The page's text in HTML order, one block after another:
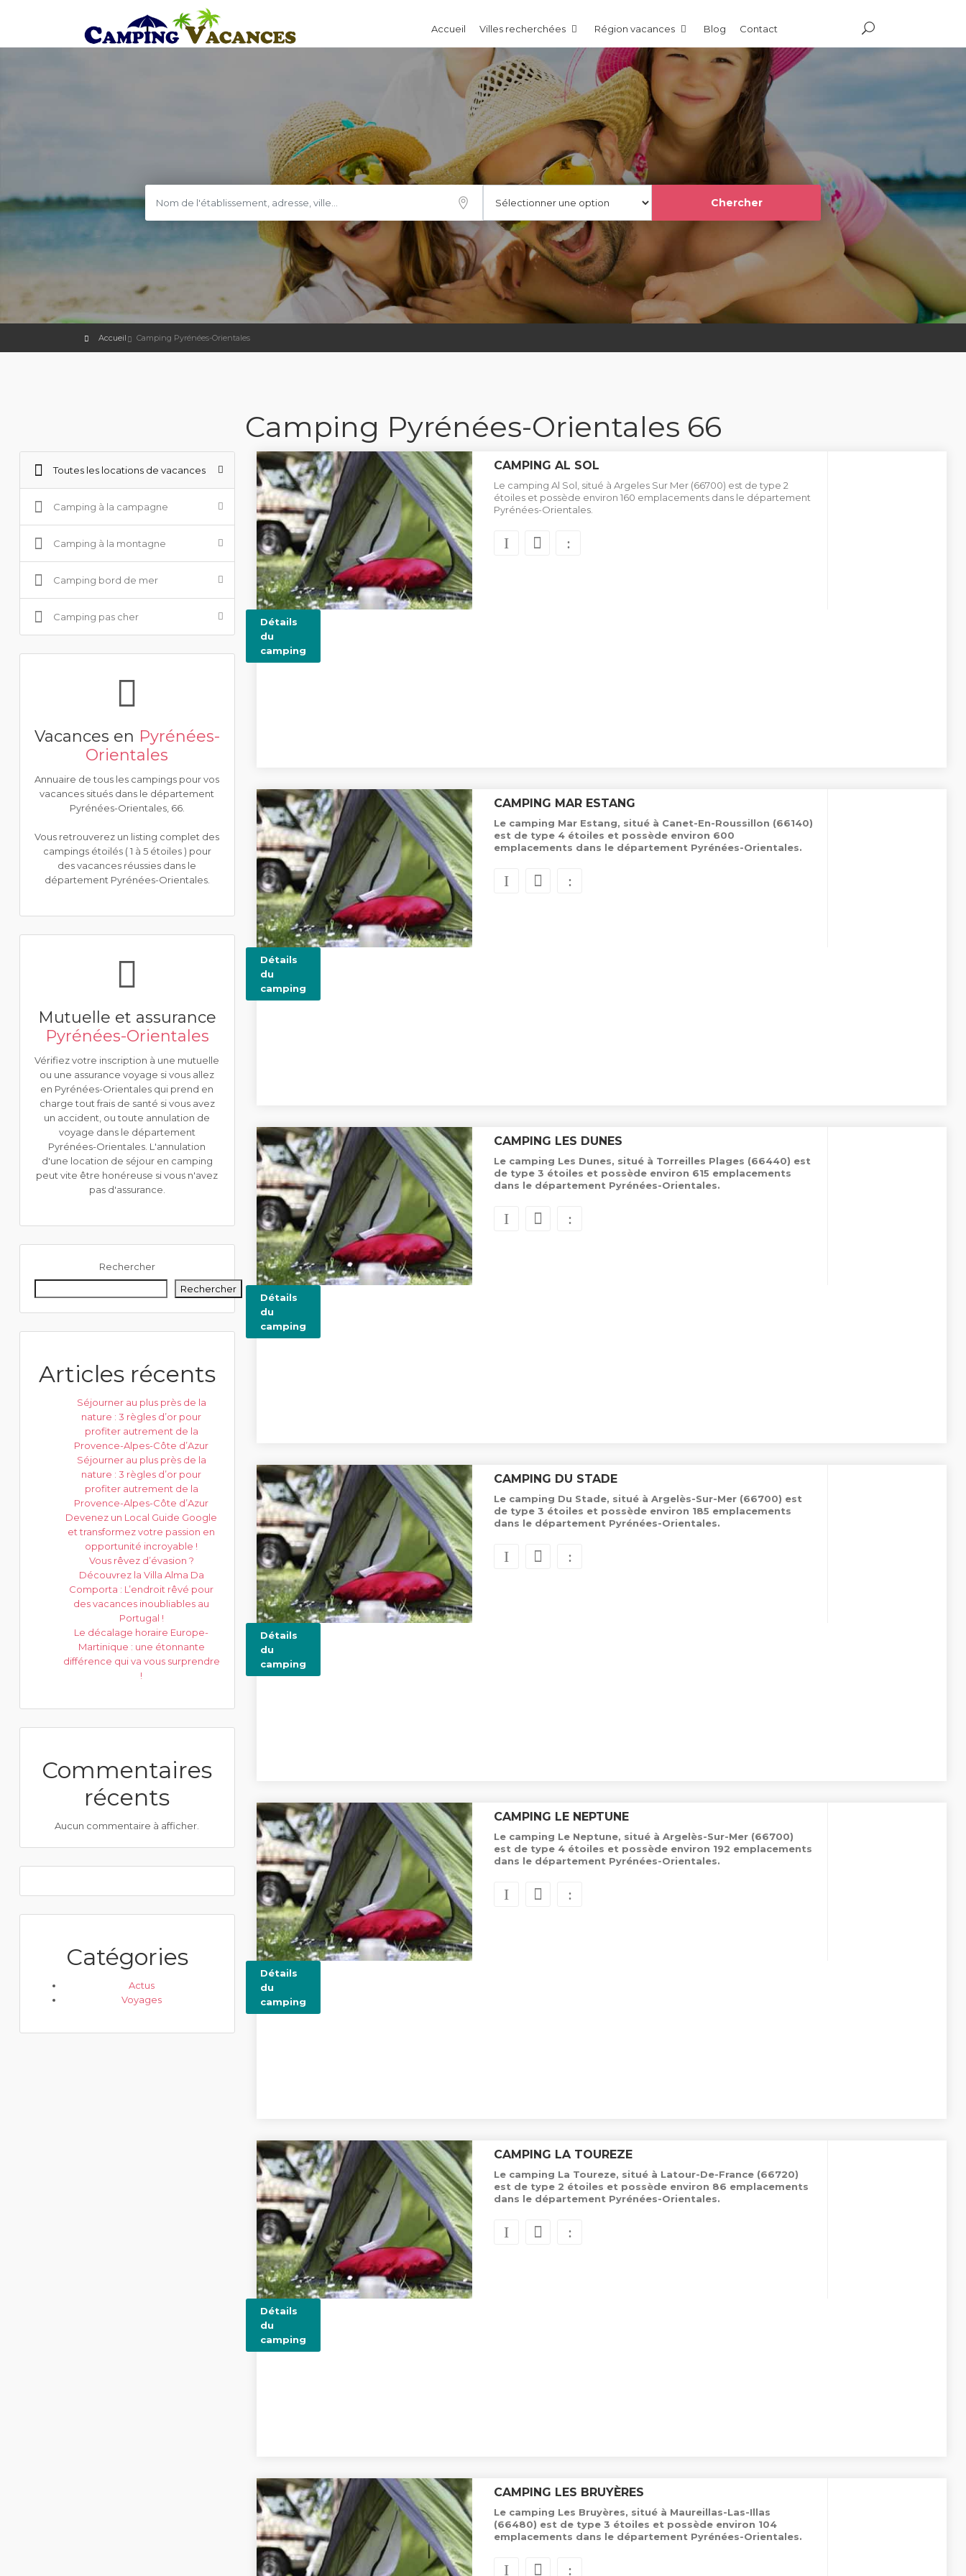
Accueil Villes recherchées Région vacances Blog Contact
Accueil Camping Pyrénées-Orientales
Camping Pyrénées-Orientales 66
Toutes les locations de vacances
Camping à la campagne
Camping à la montagne
Camping bord de mer
Camping pas cher
Vacances en Pyrénées-
Orientales
Annuaire de tous les campings pour vos
vacances situés dans le département
Pyrénées-Orientales, 66.
Vous retrouverez un listing complet des
campings étoilés ( 1 à 5 étoiles ) pour
des vacances réussies dans le
département Pyrénées-Orientales.
Mutuelle et assurance
Pyrénées-Orientales
Vérifiez votre inscription à une mutuelle
ou une assurance voyage si vous allez
en Pyrénées-Orientales qui prend en
charge tout frais de santé si vous avez
un accident, ou toute annulation de
voyage dans le département
Pyrénées-Orientales. L'annulation
d'une location de séjour en camping
peut vite être honéreuse si vous n'avez
pas d'assurance.
Rechercher
Rechercher
Articles récents
Séjourner au plus près de la
nature : 3 règles d’or pour
profiter autrement de la
Provence-Alpes-Côte d’Azur
Séjourner au plus près de la
nature : 3 règles d’or pour
profiter autrement de la
Provence-Alpes-Côte d’Azur
Devenez un Local Guide Google
et transformez votre passion en
opportunité incroyable !
Vous rêvez d’évasion ?
Découvrez la Villa Alma Da
Comporta : L’endroit rêvé pour
des vacances inoubliables au
Portugal !
Le décalage horaire Europe-
Martinique : une étonnante
différence qui va vous surprendre
!
Commentaires
récents
Aucun commentaire à afficher.
Catégories
Actus
Voyages
CAMPING AL SOL
Le camping Al Sol, situé à Argeles Sur Mer (66700) est de type 2
étoiles et possède environ 160 emplacements dans le département
Pyrénées-Orientales.
Détails
du
camping
CAMPING MAR ESTANG
Le camping Mar Estang, situé à Canet-En-Roussillon (66140)
est de type 4 étoiles et possède environ 600
emplacements dans le département Pyrénées-Orientales.
Détails
du
camping
CAMPING LES DUNES
Le camping Les Dunes, situé à Torreilles Plages (66440) est
de type 3 étoiles et possède environ 615 emplacements
dans le département Pyrénées-Orientales.
Détails
du
camping
CAMPING DU STADE
Le camping Du Stade, situé à Argelès-Sur-Mer (66700) est
de type 3 étoiles et possède environ 185 emplacements
dans le département Pyrénées-Orientales.
Détails
du
camping
CAMPING LE NEPTUNE
Le camping Le Neptune, situé à Argelès-Sur-Mer (66700)
est de type 4 étoiles et possède environ 192 emplacements
dans le département Pyrénées-Orientales.
Détails
du
camping
CAMPING LA TOUREZE
Le camping La Toureze, situé à Latour-De-France (66720)
est de type 2 étoiles et possède environ 86 emplacements
dans le département Pyrénées-Orientales.
Détails
du
camping
CAMPING LES BRUYÈRES
Le camping Les Bruyères, situé à Maureillas-Las-Illas
(66480) est de type 3 étoiles et possède environ 104
emplacements dans le département Pyrénées-Orientales.